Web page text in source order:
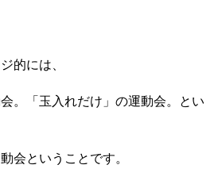
的には、
。「玉入れだけ」の運動会。とい
会ということです。